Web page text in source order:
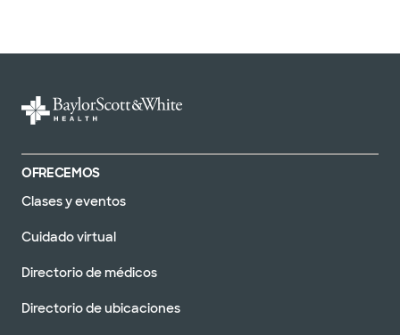
OFRECEMOS
Clases y eventos
Cuidado virtual
Directorio de médicos
Directorio de ubicaciones